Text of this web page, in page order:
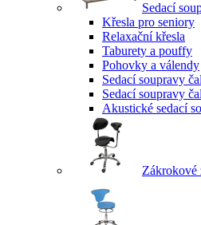
Sedací
Křesla pro seniory
Relaxační křesla
Taburety a pouffy
Pohovky a válendy
Sedací soupravy
Sedací soupravy
Akustické sedací
Zákrokové